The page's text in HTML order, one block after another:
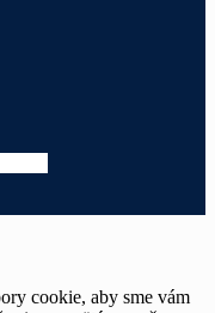
cookie, aby sme vám